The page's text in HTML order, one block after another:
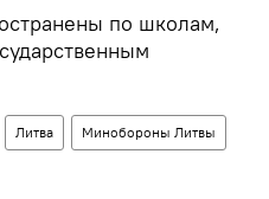
по школам,
Литва Минобороны Литвы